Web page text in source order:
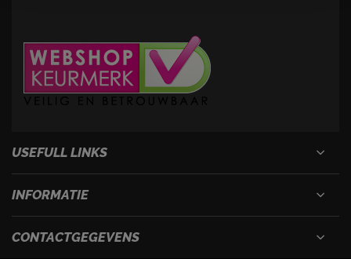
USEFULL LINKS
INFORMATIE
CONTACTGEGEVENS